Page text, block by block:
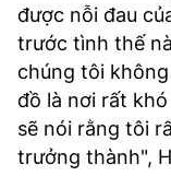
được nỗi đau
trước tình thế
chúng tôi
đồ là nơi rất
sẽ nói rằng tôi
trưởng thành",